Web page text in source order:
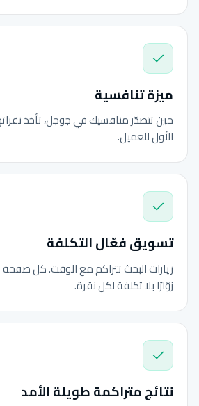
ميزة تنافسية
حين تتصدّر منافسيك في جوجل، تأخذ
الأول للعميل.
تسويق فعّال التكلفة
زيارات البحث تتراكم مع الوقت. كل
زوّارًا بلا تكلفة لكل نقرة.
نتائج متراكمة طويلة الأمد